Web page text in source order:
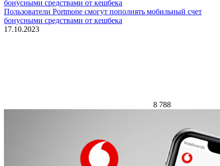
Пользователи Portmone смогут пополнять мобильный счет
бонусными средствами от кешбека
17.10.2023
8 788